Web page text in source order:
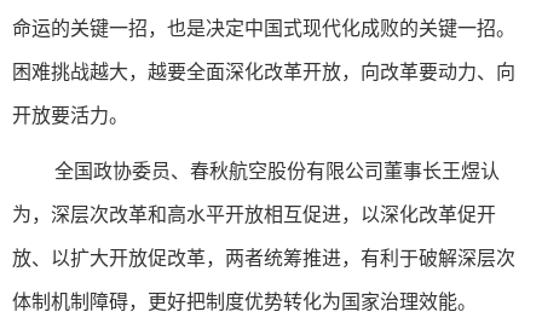
命运的关键一招，也是决定中国式现代化成败的关键一招。
困难挑战越大，越要全面深化改革开放，向改革要动力、向
开放要活力。
全国政协委员、春秋航空股份有限公司董事长王煜认
为，深层次改革和高水平开放相互促进，以深化改革促开
放、以扩大开放促改革，两者统筹推进，有利于破解深层次
体制机制障碍，更好把制度优势转化为国家治理效能。